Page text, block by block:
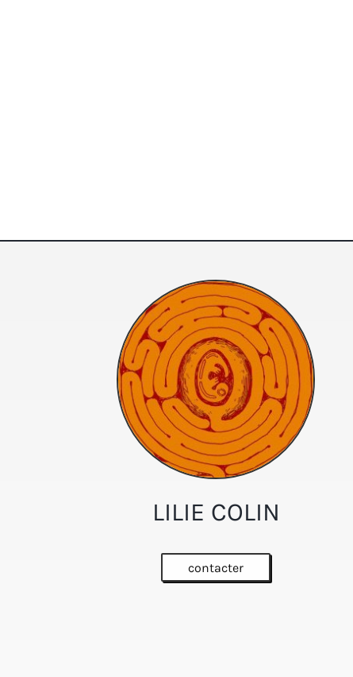
LILIE COLIN
contacter